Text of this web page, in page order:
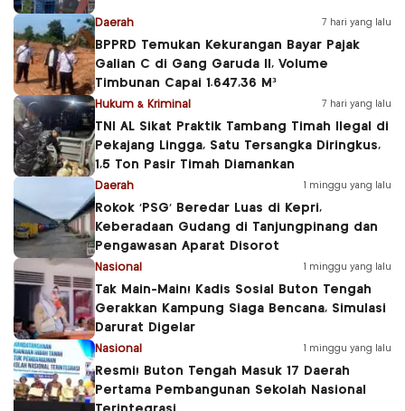
Daerah 7 hari yang lalu
BPPRD Temukan Kekurangan Bayar Pajak
Galian C di Gang Garuda II, Volume
Timbunan Capai 1.647,36 M³
Hukum & Kriminal 7 hari yang lalu
TNI AL Sikat Praktik Tambang Timah Ilegal di
Pekajang Lingga, Satu Tersangka Diringkus,
1,5 Ton Pasir Timah Diamankan
Daerah 1 minggu yang lalu
Rokok ‘PSG’ Beredar Luas di Kepri,
Keberadaan Gudang di Tanjungpinang dan
Pengawasan Aparat Disorot
Nasional 1 minggu yang lalu
Tak Main-Main! Kadis Sosial Buton Tengah
Gerakkan Kampung Siaga Bencana, Simulasi
Darurat Digelar
Nasional 1 minggu yang lalu
Resmi! Buton Tengah Masuk 17 Daerah
Pertama Pembangunan Sekolah Nasional